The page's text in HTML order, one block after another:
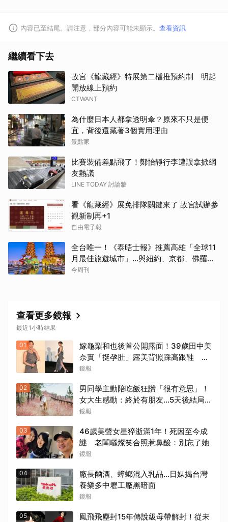
內容已至結尾。請注意，部分內容可能未顯示。 查看資訊
繼續看下去
故宮《龍藏經》特展第二檔推預約制 明起
開放線上預約
CTWANT
為什麼日本人都拿透明傘？原來不只是便
宜，背後還藏著3個實用理由
景點家
比賽裝備差點飛了！鄭怡靜行李遭誤拿掀網
友熱議
LINE TODAY 討論牆
看《龍藏經》展免排隊關鍵來了 故宮試辦參
觀新制再+1
自由電子報
全台唯一！《泰晤士報》推薦高雄「全球11
月最佳旅遊城市」…與紐約、京都、佛羅倫
斯共同入榜，理由曝光
今周刊
查看更多鏡報
最近1小時結果
01
嫁龜梨和也後首公開露面！39歲田中美
奈實「挺孕肚」露美背照踩高跟鞋
被狂恭喜甜笑：謝謝大家
鏡報
02
男同學主動陪吃飯狂讚「很有意思」！
女大生感動：終於有朋友…5天後結局
超心碎
鏡報
03
46歲美聲女星猝逝滿1年！死因至今成
謎 老闆曬燦笑合照惹鼻酸：別忘了她
鏡報
04
廠長酗酒、蟑螂混入乳品...日媒揭台灣
養樂多中壢工廠黑暗面
鏡報
05
鳳飛飛塵封15年傳說級母帶解封！從未